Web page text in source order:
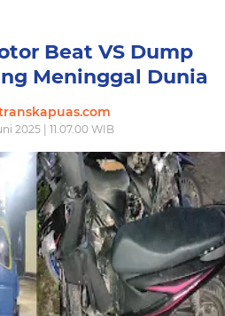
Beat VS Dump
Meninggal Dunia
2025 | 11.07.00 WIB